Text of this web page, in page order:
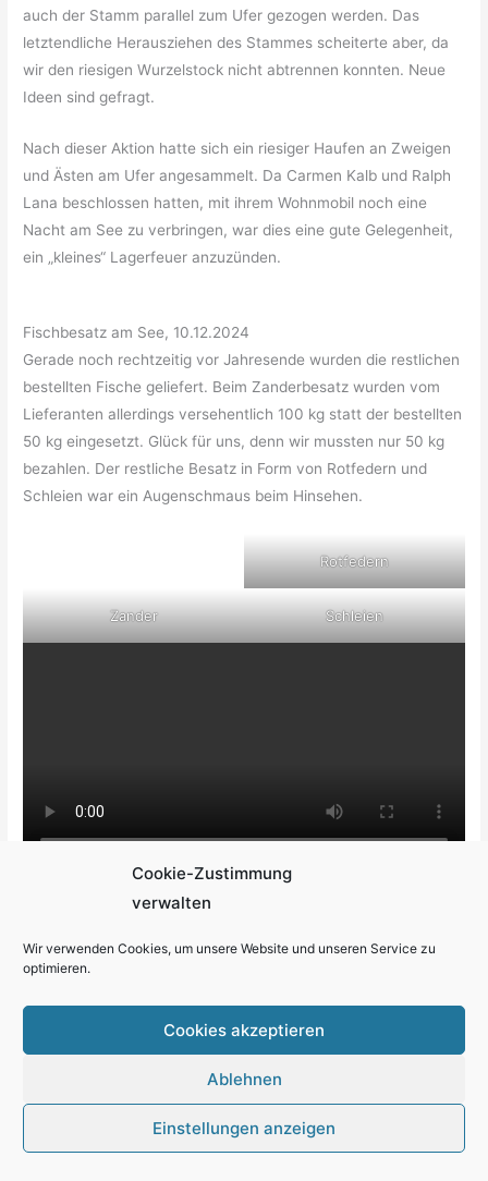
Cookie-Zustimmung
verwalten
Wir verwenden Cookies, um unsere Website und unseren Service zu
optimieren.
Cookies akzeptieren
Ablehnen
Einstellungen anzeigen
auch der Stamm parallel zum Ufer gezogen werden. Das
letztendliche Herausziehen des Stammes scheiterte aber, da
wir den riesigen Wurzelstock nicht abtrennen konnten. Neue
Ideen sind gefragt.
Nach dieser Aktion hatte sich ein riesiger Haufen an Zweigen
und Ästen am Ufer angesammelt. Da Carmen Kalb und Ralph
Lana beschlossen hatten, mit ihrem Wohnmobil noch eine
Nacht am See zu verbringen, war dies eine gute Gelegenheit,
ein „kleines“ Lagerfeuer anzuzünden.
Fischbesatz am See, 10.12.2024
Gerade noch rechtzeitig vor Jahresende wurden die restlichen
bestellten Fische geliefert. Beim Zanderbesatz wurden vom
Lieferanten allerdings versehentlich 100 kg statt der bestellten
50 kg eingesetzt. Glück für uns, denn wir mussten nur 50 kg
bezahlen. Der restliche Besatz in Form von Rotfedern und
Schleien war ein Augenschmaus beim Hinsehen.
Rotfedern
Zander Schleien
Zurück zum Seitenanfang
Nächste Termine
Königsfischen
9. August 2026